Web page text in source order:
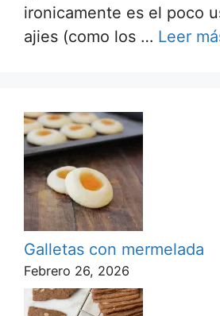
ironicamente es el poco
ajies (como los … Leer
Galletas con mermelada
Febrero 26, 2026